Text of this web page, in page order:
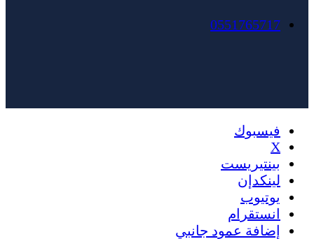
0551765717
فيسبوك
X
بينتيريست
لينكدإن
يوتيوب
انستقرام
إضافة عمود جانبي